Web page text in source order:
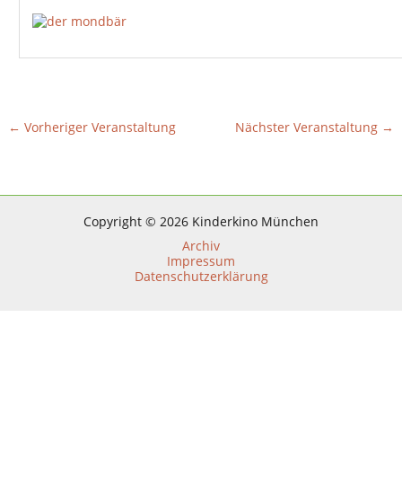
← Vorheriger Veranstaltung Nächster Veranstaltung →
Copyright © 2026 Kinderkino München
Archiv
Impressum
Datenschutzerklärung